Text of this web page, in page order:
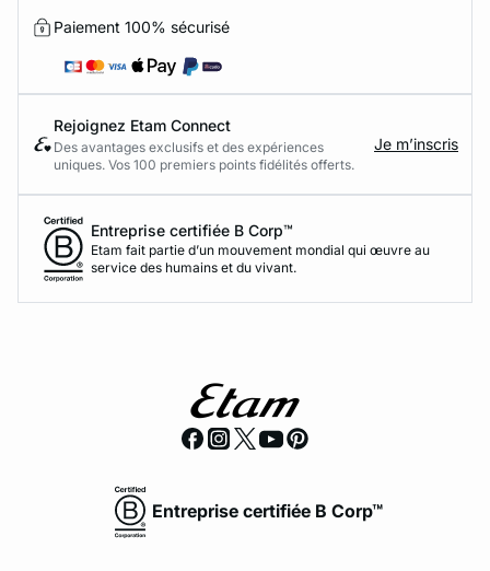
Paiement 100% sécurisé
Rejoignez Etam Connect
Des avantages exclusifs et des expériences
uniques. Vos 100 premiers points fidélités offerts.
Je m’inscris
Entreprise certifiée B Corp™
Etam fait partie d’un mouvement mondial qui œuvre au
service des humains et du vivant.
Entreprise certifiée B Corp™